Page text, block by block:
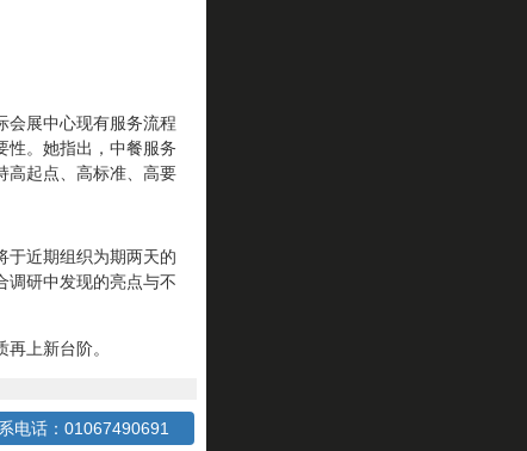
展中心现有服务流程
性。她指出，中餐服务
高起点、高标准、高要
近期组织为期两天的
调研中发现的亮点与不
上新台阶。
电话：01067490691